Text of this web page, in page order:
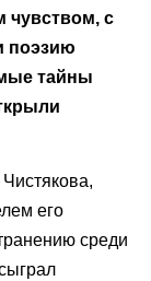
чувством, с
поэзию
тайны
его
среди